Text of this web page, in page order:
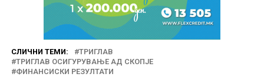
СЛИЧНИ ТЕМИ:
ТРИГЛАВ
ТРИГЛАВ ОСИГУРУВАЊЕ АД СКОПЈЕ
ФИНАНСИСКИ РЕЗУЛТАТИ